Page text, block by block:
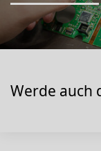
Werde auch